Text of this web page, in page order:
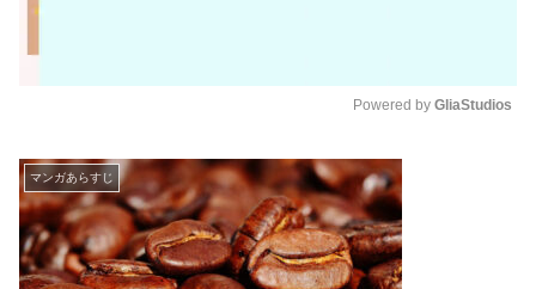
Powered by GliaStudios
マンガあらすじ